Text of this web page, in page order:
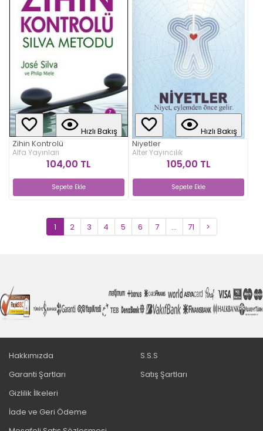
Hızlı Bakış
Zihin Kontrolü
Alfa Yayınları
104,00 TL
Sepete Ekle
Hızlı Bakış
Niyetler
Alter Yayıncılık
105,00 TL
Sepete Ekle
1 2 3 4 5 6 7 ... 71 >
Hakkımızda
Garanti Şartları
Gizlilik İlkeleri
İade ve Geri Ödeme
S.S.S
Satış Şartları